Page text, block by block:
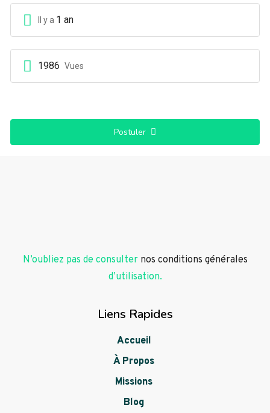
Il y a 1 an
1986 Vues
Postuler
N’oubliez pas de consulter nos conditions générales
d’utilisation.
Liens Rapides
Accueil
À Propos
Missions
Blog